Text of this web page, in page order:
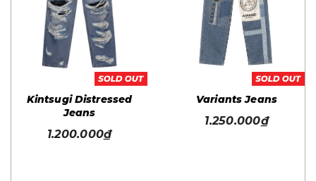
Kintsugi Distressed
Jeans
1.200.000₫
Variants Jeans
1.250.000₫